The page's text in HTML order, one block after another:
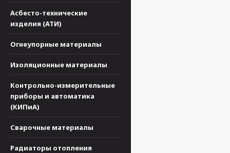
Асбесто-технические
изделия (АТИ)
Огнеупорные материалы
Изоляционные материалы
Контрольно-измерительные
приборы и автоматика
(КИПиА)
Сварочные материалы
Радиаторы отопления